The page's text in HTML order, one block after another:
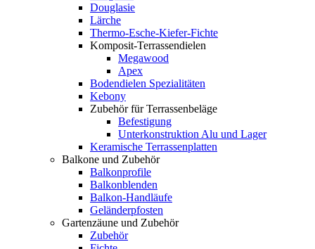
Douglasie
Lärche
Thermo-Esche-Kiefer-Fichte
Komposit-Terrassendielen
Megawood
Apex
Bodendielen Spezialitäten
Kebony
Zubehör für Terrassenbeläge
Befestigung
Unterkonstruktion Alu und Lager
Keramische Terrassenplatten
Balkone und Zubehör
Balkonprofile
Balkonblenden
Balkon-Handläufe
Geländerpfosten
Gartenzäune und Zubehör
Zubehör